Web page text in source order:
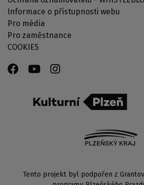
Informace o přístupnosti webu
Pro média
Pro zaměstnance
COOKIES
Tento projekt byl podpořen z